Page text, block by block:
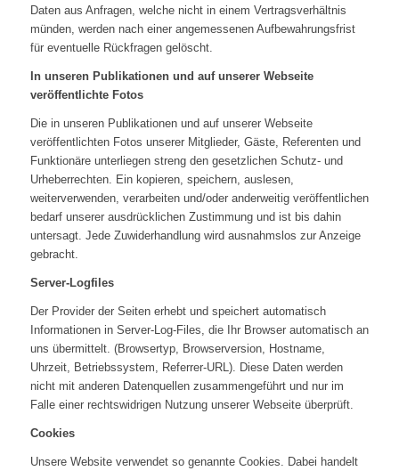
Daten aus Anfragen, welche nicht in einem Vertragsverhältnis
münden, werden nach einer angemessenen Aufbewahrungsfrist
für eventuelle Rückfragen gelöscht.
In unseren Publikationen und auf unserer Webseite
veröffentlichte Fotos
Die in unseren Publikationen und auf unserer Webseite
veröffentlichten Fotos unserer Mitglieder, Gäste, Referenten und
Funktionäre unterliegen streng den gesetzlichen Schutz- und
Urheberrechten. Ein kopieren, speichern, auslesen,
weiterverwenden, verarbeiten und/oder anderweitig veröffentlichen
bedarf unserer ausdrücklichen Zustimmung und ist bis dahin
untersagt. Jede Zuwiderhandlung wird ausnahmslos zur Anzeige
gebracht.
Server-Logfiles
Der Provider der Seiten erhebt und speichert automatisch
Informationen in Server-Log-Files, die Ihr Browser automatisch an
uns übermittelt. (Browsertyp, Browserversion, Hostname,
Uhrzeit, Betriebssystem, Referrer-URL). Diese Daten werden
nicht mit anderen Datenquellen zusammengeführt und nur im
Falle einer rechtswidrigen Nutzung unserer Webseite überprüft.
Cookies
Unsere Website verwendet so genannte Cookies. Dabei handelt